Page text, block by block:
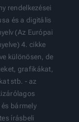
rendelkezései
és a digitális
(Az Európai
4. cikke
különösen, de
grafikákat,
stb. - az
bármely
írásbeli